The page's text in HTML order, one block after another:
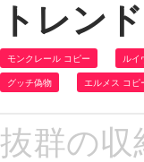
トレン
モンクレール コピー ルイ
グッチ偽物 エルメス コピ
抜群の収